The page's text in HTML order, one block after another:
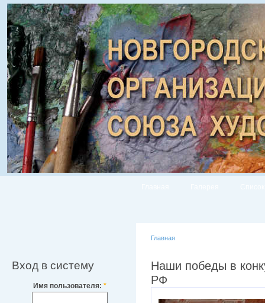
Вход в систему
Имя пользователя: *
Главная
Наши победы в
РФ